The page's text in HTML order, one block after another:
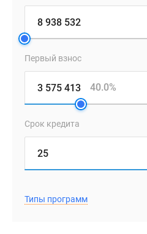
Первый взнос
40.0%
Срок кредита
Типы программ